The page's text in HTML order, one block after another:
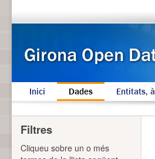
Inici Dades Entitats,
Filtres
Cliqueu sobre un o més